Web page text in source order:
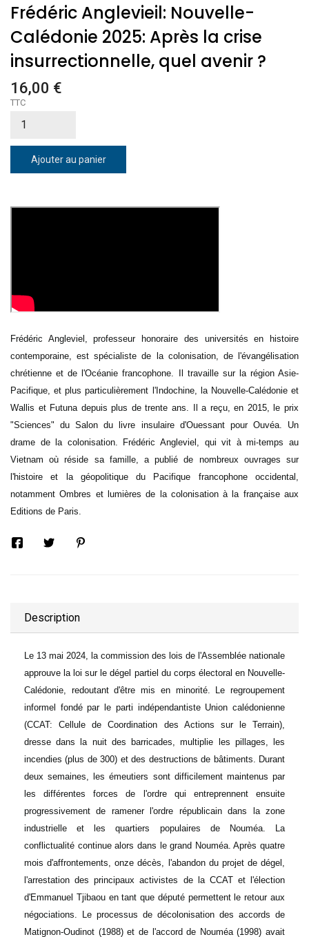
Frédéric Anglevieil: Nouvelle-
Calédonie 2025: Après la crise
insurrectionnelle, quel avenir ?
16,00 €
TTC
Ajouter au panier
Frédéric Angleviel, professeur honoraire des universités en histoire
contemporaine, est spécialiste de la colonisation, de l'évangélisation
chrétienne et de l'Océanie francophone. Il travaille sur la région Asie-
Pacifique, et plus particulièrement l'Indochine, la Nouvelle-Calédonie et
Wallis et Futuna depuis plus de trente ans. Il a reçu, en 2015, le prix
"Sciences" du Salon du livre insulaire d'Ouessant pour Ouvéa. Un
drame de la colonisation. Frédéric Angleviel, qui vit à mi-temps au
Vietnam où réside sa famille, a publié de nombreux ouvrages sur
l'histoire et la géopolitique du Pacifique francophone occidental,
notamment Ombres et lumières de la colonisation à la française aux
Editions de Paris.
Description
Le 13 mai 2024, la commission des lois de l'Assemblée nationale
approuve la loi sur le dégel partiel du corps électoral en Nouvelle-
Calédonie, redoutant d'être mis en minorité. Le regroupement
informel fondé par le parti indépendantiste Union calédonienne
(CCAT: Cellule de Coordination des Actions sur le Terrain),
dresse dans la nuit des barricades, multiplie les pillages, les
incendies (plus de 300) et des destructions de bâtiments. Durant
deux semaines, les émeutiers sont difficilement maintenus par
les différentes forces de l'ordre qui entreprennent ensuite
progressivement de ramener l'ordre républicain dans la zone
industrielle et les quartiers populaires de Nouméa. La
conflictualité continue alors dans le grand Nouméa. Après quatre
mois d'affrontements, onze décès, l'abandon du projet de dégel,
l'arrestation des principaux activistes de la CCAT et l'élection
d'Emmanuel Tjibaou en tant que député permettent le retour aux
négociations. Le processus de décolonisation des accords de
Matignon-Oudinot (1988) et de l'accord de Nouméa (1998) avait